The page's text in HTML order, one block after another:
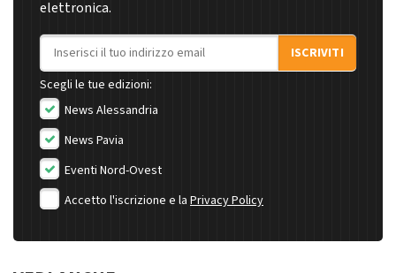
elettronica.
Indirizzo email
ISCRIVITI
Scegli le tue edizioni:
News Alessandria
News Pavia
Eventi Nord-Ovest
Accetto l'iscrizione e la Privacy Policy